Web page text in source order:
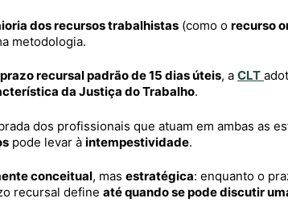
dos recursos trabalhistas (como o recurso
metodologia.
prazo recursal padrão de 15 dias úteis, a CLT
da Justiça do Trabalho.
dos profissionais que atuam em ambas as
pode levar à intempestividade.
conceitual, mas estratégica: enquanto o
recursal define até quando se pode discutir